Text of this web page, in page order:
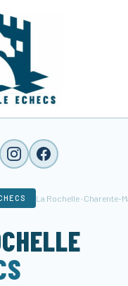
La Rochelle · Charente-